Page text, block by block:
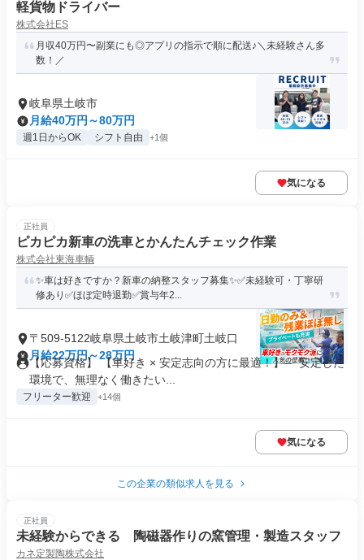
軽貨物ドライバー
株式会社ES
月収40万円〜副業にも◎アプリの指示で順に配送♪＼未経験さん多
数！／
岐阜県土岐市
月給40万円～80万円
週1日からOK シフト自由 +1個
気になる
正社員
ピカピカ新車の洗車とかんたんチェック作業
株式会社東海車輌
✨車は好きですか？新車の納整スタッフ募集✨✅未経験可・丁寧研
修あり✅ほぼ定時退勤✅賞与年2...
〒509-5122岐阜県土岐市土岐津町土岐口
月給22万円～28万円
【応募資格】 【車好き × 安定志向の方に最適！】 「安定した
環境で、無理なく働きたい...
フリーター歓迎 +14個
気になる
この企業の類似求人を見る
正社員
未経験からできる 陶磁器作りの窯管理・製造スタッフ
カネ定製陶株式会社